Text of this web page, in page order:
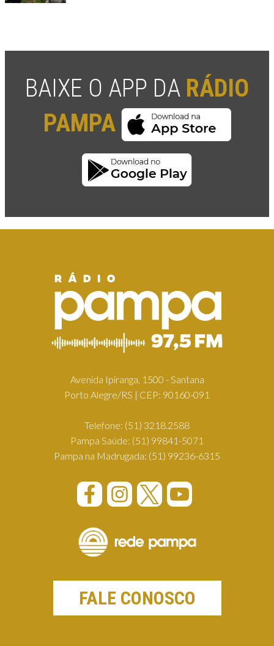
BAIXE O APP DA RÁDIO
PAMPA
Avenida Ipiranga, 1500 - Santana
Porto Alegre/RS | CEP: 90160-091
Telefone: (51) 3218.2588
Pampa Saúde: (51) 99841-5071
Pampa na Madrugada: (51) 99236-6315
FALE CONOSCO